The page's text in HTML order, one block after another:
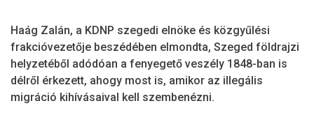
Haág Zalán, a KDNP szegedi elnöke és közgyűlési
frakcióvezetője beszédében elmondta, Szeged földrajzi
helyzetéből adódóan a fenyegető veszély 1848-ban is
délről érkezett, ahogy most is, amikor az illegális
migráció kihívásaival kell szembenézni.